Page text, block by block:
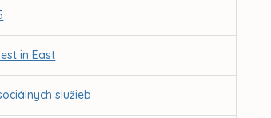
in East
služieb